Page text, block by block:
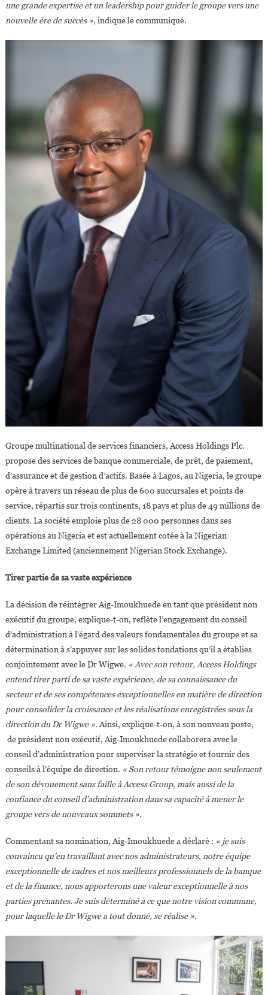
une grande expertise et un leadership pour guider le groupe vers une
nouvelle ère de succès », indique le communiqué.
Groupe multinational de services financiers, Access Holdings Plc.
propose des services de banque commerciale, de prêt, de paiement,
d’assurance et de gestion d’actifs. Basée à Lagos, au Nigeria, le groupe
opère à travers un réseau de plus de 600 succursales et points de
service, répartis sur trois continents, 18 pays et plus de 49 millions de
clients. La société emploie plus de 28 000 personnes dans ses
opérations au Nigeria et est actuellement cotée à la Nigerian
Exchange Limited (anciennement Nigerian Stock Exchange).
Tirer partie de sa vaste expérience
La décision de réintégrer Aig-Imoukhuede en tant que président non
exécutif du groupe, explique-t-on, reflète l’engagement du conseil
d’administration à l’égard des valeurs fondamentales du groupe et sa
détermination à s’appuyer sur les solides fondations qu’il a établies
conjointement avec le Dr Wigwe. « Avec son retour, Access Holdings
entend tirer parti de sa vaste expérience, de sa connaissance du
secteur et de ses compétences exceptionnelles en matière de direction
pour consolider la croissance et les réalisations enregistrées sous la
direction du Dr Wigwe ». Ainsi, explique-t-on, à son nouveau poste,
de président non exécutif, Aig-Imoukhuede collaborera avec le
conseil d’administration pour superviser la stratégie et fournir des
conseils à l’équipe de direction. « Son retour témoigne non seulement
de son dévouement sans faille à Access Group, mais aussi de la
confiance du conseil d’administration dans sa capacité à mener le
groupe vers de nouveaux sommets ».
Commentant sa nomination, Aig-Imoukhuede a déclaré : « je suis
convaincu qu’en travaillant avec nos administrateurs, notre équipe
exceptionnelle de cadres et nos meilleurs professionnels de la banque
et de la finance, nous apporterons une valeur exceptionnelle à nos
parties prenantes. Je suis déterminé à ce que notre vision commune,
pour laquelle le Dr Wigwe a tout donné, se réalise ».